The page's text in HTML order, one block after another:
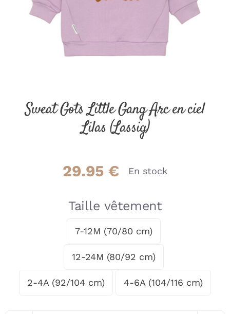
Sweat Gots Little Gang Arc en ciel
Lilas (Lassig)
29.95 € En stock
Taille vêtement
7-12M (70/80 cm)
12-24M (80/92 cm)
2-4A (92/104 cm) 4-6A (104/116 cm)